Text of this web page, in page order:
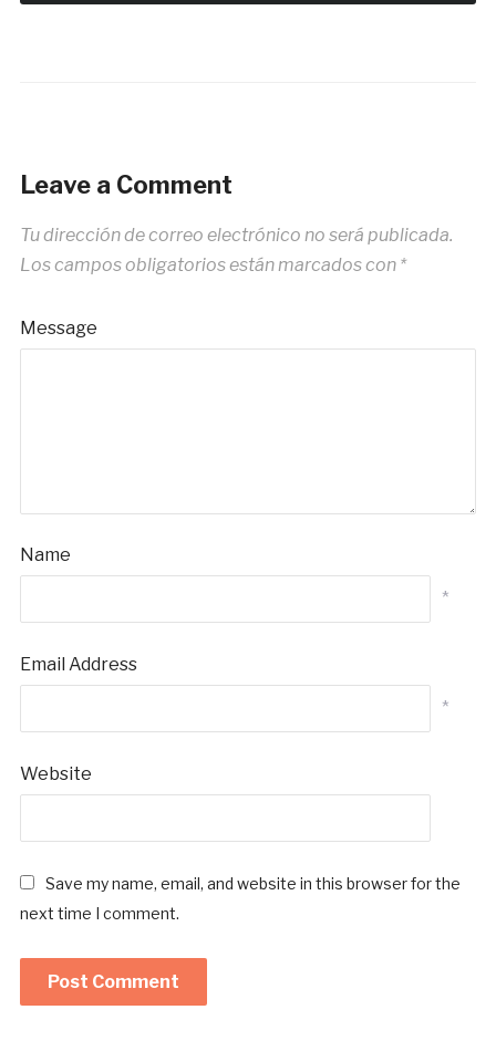
Leave a Comment
Tu dirección de correo electrónico no será publicada.
Los campos obligatorios están marcados con *
Message
Name
*
Email Address
*
Website
Save my name, email, and website in this browser for the
next time I comment.